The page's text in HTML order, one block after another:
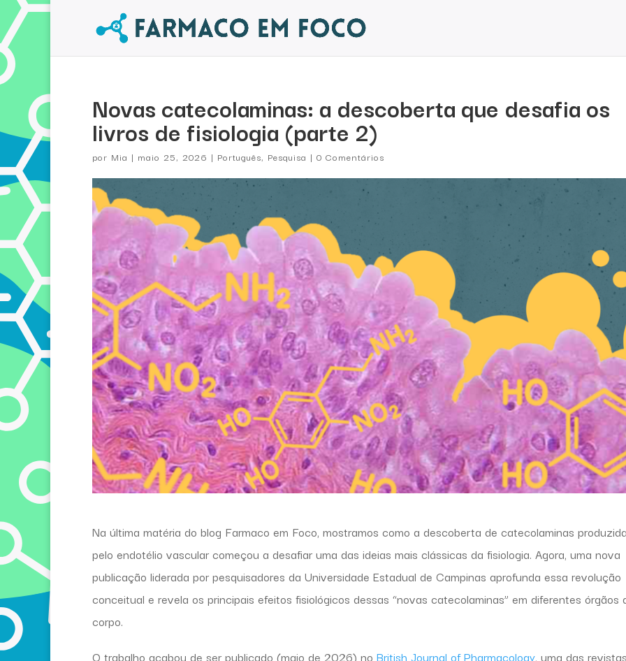
Novas catecolaminas: a descoberta que desafia os
livros de fisiologia (parte 2)
por Mia | maio 25, 2026 | Português, Pesquisa | 0 Comentários
Na última matéria do blog Farmaco em Foco, mostramos como a descoberta de catecolaminas
pelo endotélio vascular começou a desafiar uma das ideias mais clássicas da fisiologia. Agora, uma nova
publicação liderada por pesquisadores da Universidade Estadual de Campinas aprofunda essa revolução
conceitual e revela os principais efeitos fisiológicos dessas “novas catecolaminas” em diferentes órgãos
corpo.
O trabalho acabou de ser publicado (maio de 2026) no British Journal of Pharmacology, uma das